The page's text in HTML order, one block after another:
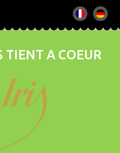
TIENT A COEUR